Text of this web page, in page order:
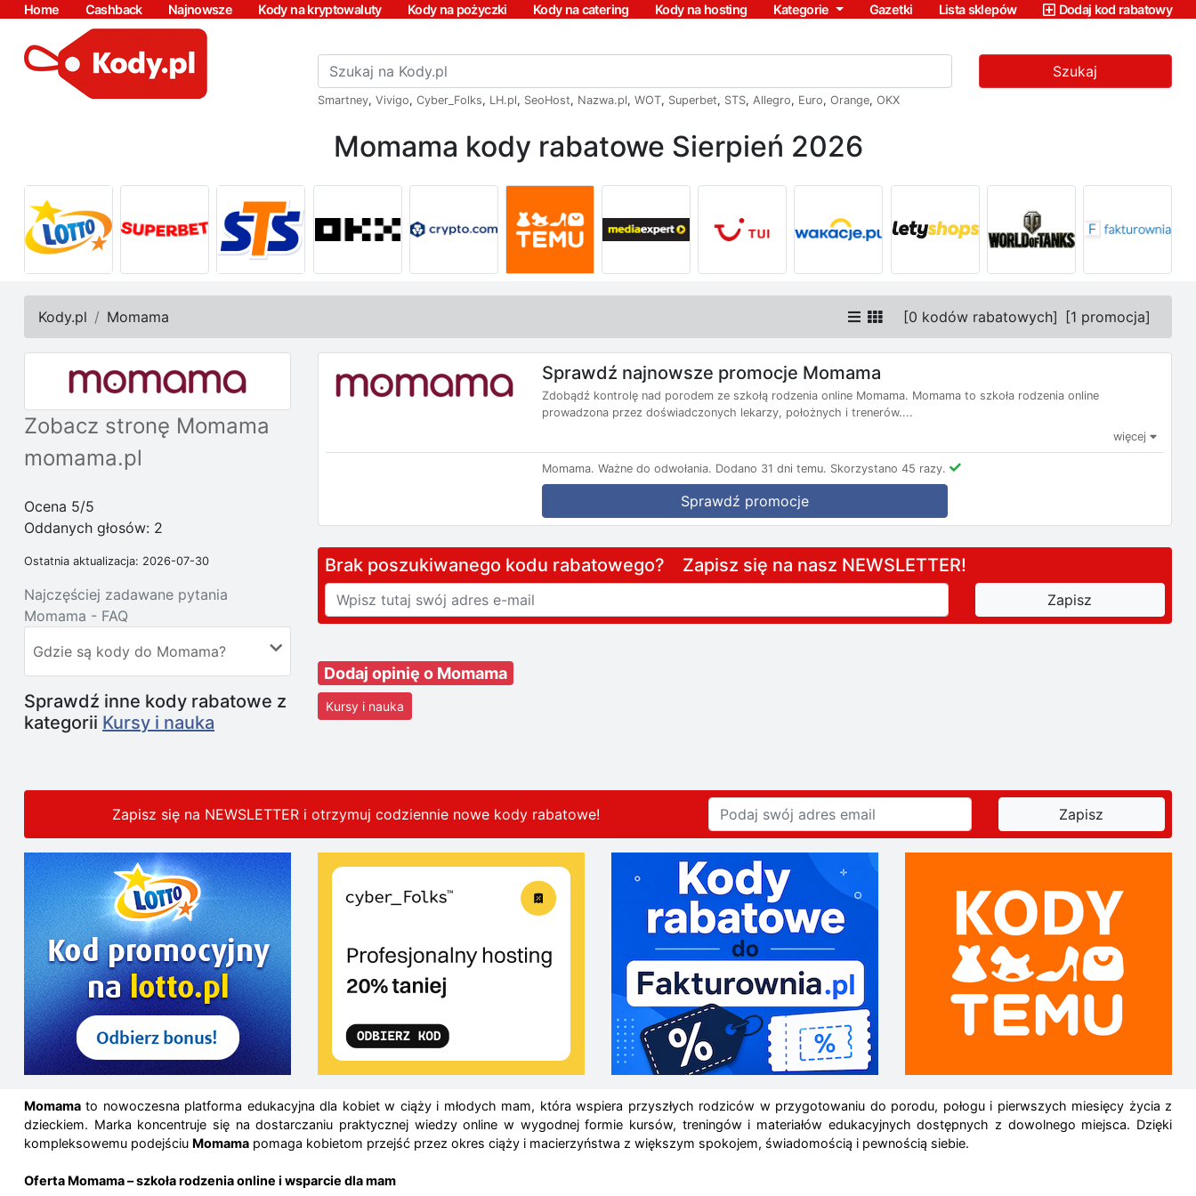
Home Cashback Najnowsze Kody na kryptowaluty Kody na pożyczki Kody na catering Kody na hosting Kategorie Gazetki Lista sklepów Dodaj kod rabatowy
Szukaj
Smartney, Vivigo, Cyber_Folks, LH.pl, SeoHost, Nazwa.pl, WOT, Superbet, STS, Allegro, Euro, Orange, OKX
Momama kody rabatowe Sierpień 2026
Kody.pl Momama [0 kodów rabatowych] [1 promocja]
Zobacz stronę Momama
momama.pl
Ocena 5/5
Oddanych głosów: 2
Ostatnia aktualizacja: 2026-07-30
Najczęściej zadawane pytania
Momama - FAQ
Gdzie są kody do Momama?
Sprawdź inne kody rabatowe z
kategorii Kursy i nauka
Sprawdź najnowsze promocje Momama
Zdobądź kontrolę nad porodem ze szkołą rodzenia online Momama. Momama to szkoła rodzenia online
prowadzona przez doświadczonych lekarzy, położnych i trenerów....
więcej
Momama. Ważne do odwołania. Dodano 31 dni temu. Skorzystano 45 razy.
Sprawdź promocje
Brak poszukiwanego kodu rabatowego? Zapisz się na nasz NEWSLETTER!
Dodaj opinię o Momama
Kursy i nauka
Zapisz się na NEWSLETTER i otrzymuj codziennie nowe kody rabatowe!
Momama to nowoczesna platforma edukacyjna dla kobiet w ciąży i młodych mam, która wspiera przyszłych rodziców w przygotowaniu do porodu, połogu i pierwszych miesięcy życia z
dzieckiem. Marka koncentruje się na dostarczaniu praktycznej wiedzy online w wygodnej formie kursów, treningów i materiałów edukacyjnych dostępnych z dowolnego miejsca. Dzięki
kompleksowemu podejściu Momama pomaga kobietom przejść przez okres ciąży i macierzyństwa z większym spokojem, świadomością i pewnością siebie.
Oferta Momama – szkoła rodzenia online i wsparcie dla mam